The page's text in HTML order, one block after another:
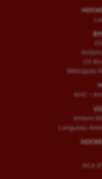
US
Métropole
AHC –
Amiens
Longueau
RCA